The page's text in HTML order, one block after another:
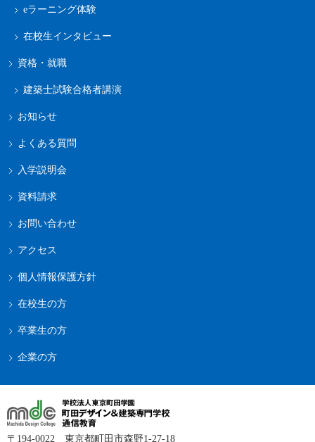
eラーニング体験
在校生インタビュー
資格・就職
建築士試験合格者講演
お知らせ
よくある質問
入学説明会
資料請求
お問い合わせ
アクセス
個人情報保護方針
在校生の方
卒業生の方
企業の方
〒194-0022 東京都町田市森野1-27-18